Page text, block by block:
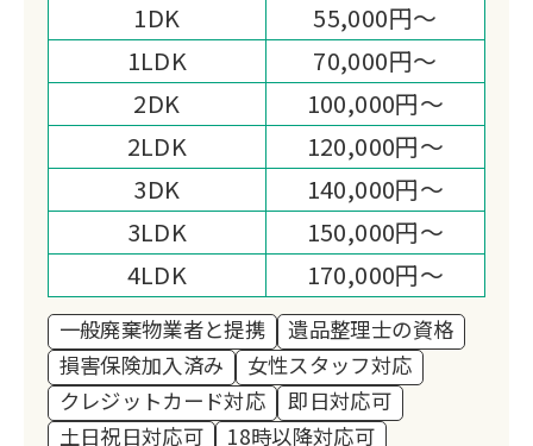
ご依頼のひとつひとつには、その方の人
生やご家族の想いが込められています。
だからこそ、私たちは作業を“業務”とし
てではなく、「大切な思い出を守り、未
来へとつなぐお手伝い」として心を込め
て取り組んでいます。
また、貴金属や骨董品の買取・回収で
は、お預かりしたお品を次の価値へと生
かすとともに、その一部を ユニセフ募
金 として寄付する活動を続けておりま
す。
お客様の想いが、やがて子どもたちの未
1DK
55,000円～
1LDK
70,000円～
2DK
100,000円～
2LDK
120,000円～
3DK
140,000円～
3LDK
150,000円～
4LDK
170,000円～
一般廃棄物業者と提携
遺品整理士の資格
損害保険加入済み
女性スタッフ対応
クレジットカード対応
即日対応可
土日祝日対応可
18時以降対応可